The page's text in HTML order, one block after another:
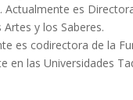
es
y los Saberes.
es codirectora de la
en las Universidades